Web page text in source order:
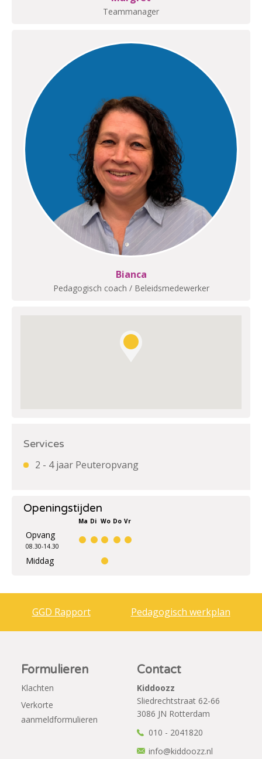
Teammanager
Bianca
Pedagogisch coach / Beleidsmedewerker
Services
2 - 4 jaar Peuteropvang
Openingstijden
Ma Di Wo Do Vr
Opvang
08.30-14.30
Middag
GGD Rapport Pedagogisch werkplan
Formulieren
Klachten
Verkorte
aanmeldformulieren
Contact
Kiddoozz
Sliedrechtstraat 62-66
3086 JN Rotterdam
010 - 2041820
info@kiddoozz.nl